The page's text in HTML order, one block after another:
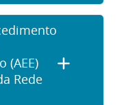
(AEE)
Rede